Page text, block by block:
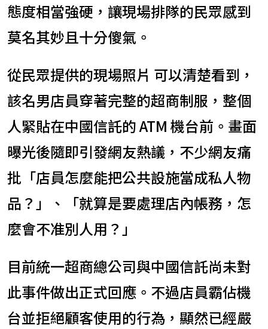
態度相當強硬，讓現場排隊的民眾感到
莫名其妙且十分傻氣。
從民眾提供的現場照片 可以清楚看到，
該名男店員穿著完整的超商制服，整個
人緊貼在中國信託的 ATM 機台前。畫面
曝光後隨即引發網友熱議，不少網友痛
批「店員怎麼能把公共設施當成私人物
品？」、「就算是要處理店內帳務，怎
麼會不准別人用？」
目前統一超商總公司與中國信託尚未對
此事件做出正式回應。不過店員霸佔機
台並拒絕顧客使用的行為，顯然已經嚴